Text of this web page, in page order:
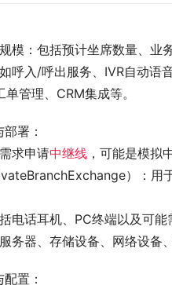
模：包括预计坐席数量、业
呼入/呼出服务、IVR自动语
管理、CRM集成等。
署：
求申请中继线 ，可能是模拟
）：用
电话耳机、PC终端以及可能
务器、存储设备、网络设备
置：